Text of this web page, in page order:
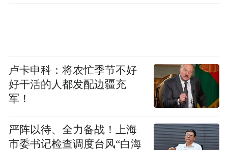
卢卡申科：将农忙季节不好
好干活的人都发配边疆充
军！
严阵以待、全力备战！上海
市委书记检查调度台风“白海